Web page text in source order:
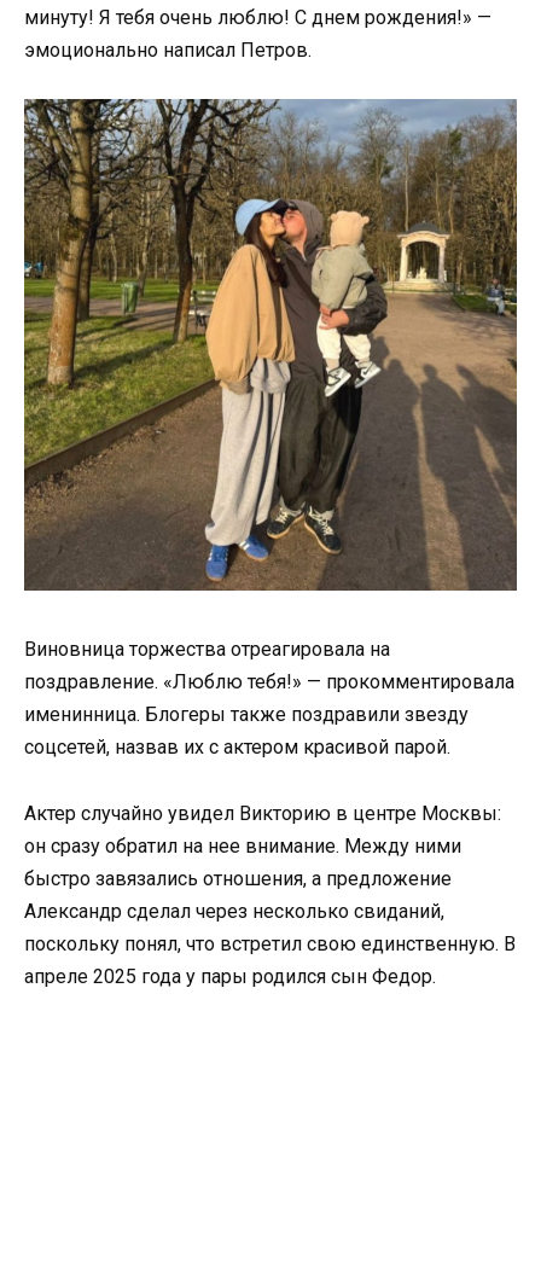
минуту! Я тебя очень люблю! С днем рождения!» —
эмоционально написал Петров.
Виновница торжества отреагировала на
поздравление. «Люблю тебя!» — прокомментировала
именинница. Блогеры также поздравили звезду
соцсетей, назвав их с актером красивой парой.
Актер случайно увидел Викторию в центре Москвы:
он сразу обратил на нее внимание. Между ними
быстро завязались отношения, а предложение
Александр сделал через несколько свиданий,
поскольку понял, что встретил свою единственную. В
апреле 2025 года у пары родился сын Федор.